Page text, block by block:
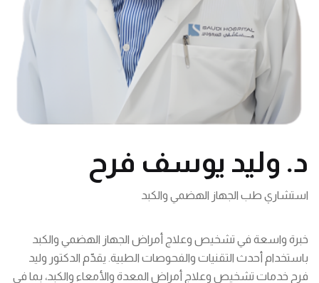
د. وليد يوسف فرح
استشاري طب الجهاز الهضمي والكبد
خبرة واسعة في تشخيص وعلاج أمراض الجهاز الهضمي والكبد
باستخدام أحدث التقنيات والفحوصات الطبية. يقدّم الدكتور وليد
فرح خدمات تشخيص وعلاج أمراض المعدة والأمعاء والكبد، بما في